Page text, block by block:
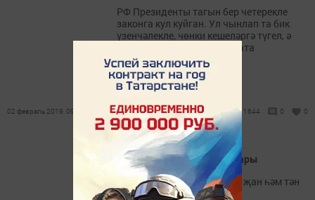
РФ Президенты тагын бер четерекле
законга кул куйган. Ул чынлап та бик
үзенчәлекле, чөнки кешеләргә түгел, ә
аларның хайваннарга карата
мөнәсәбәтенә кагыла.
02 февраль 2019, 09:36 1644 0 0
Февральдә намаз вакытлары
Намаз – ул Аллаһ Тәгаләгә җан һәм тән
белән гыйбадәт кылу.